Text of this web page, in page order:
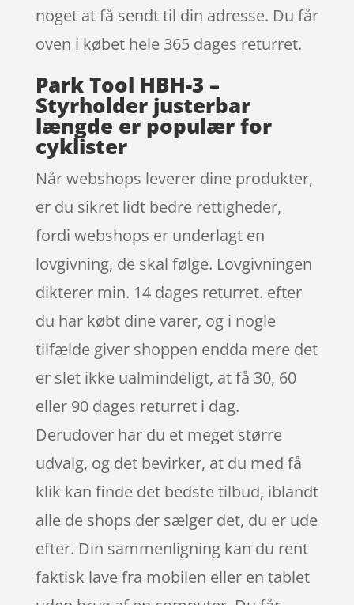
noget at få sendt til din adresse. Du får
oven i købet hele 365 dages returret.
Park Tool HBH-3 –
Styrholder justerbar
længde er populær for
cyklister
Når webshops leverer dine produkter,
er du sikret lidt bedre rettigheder,
fordi webshops er underlagt en
lovgivning, de skal følge. Lovgivningen
dikterer min. 14 dages returret. efter
du har købt dine varer, og i nogle
tilfælde giver shoppen endda mere det
er slet ikke ualmindeligt, at få 30, 60
eller 90 dages returret i dag.
Derudover har du et meget større
udvalg, og det bevirker, at du med få
klik kan finde det bedste tilbud, iblandt
alle de shops der sælger det, du er ude
efter. Din sammenligning kan du rent
faktisk lave fra mobilen eller en tablet